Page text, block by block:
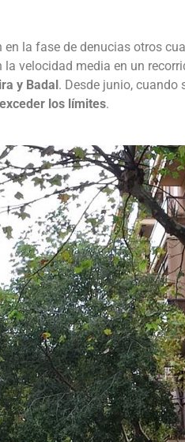
en la fase de denucias otros
velocidad media en un
y Badal . Desde junio, cuando
los límites.